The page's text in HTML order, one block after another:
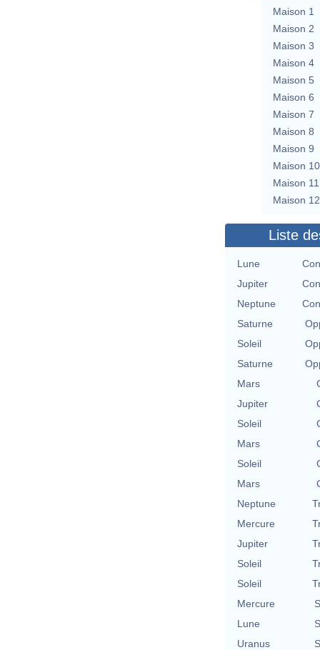
Maison 1
Maison 2
Maison 3
Maison 4
Maison 5
Maison 6
Maison 7
Maison 8
Maison 9
Maison 10
Maison 11
Maison 12
Liste
Lune
Jupiter
Neptune
Saturne
Soleil
Saturne
Mars
Jupiter
Soleil
Mars
Soleil
Mars
Neptune
Mercure
Jupiter
Soleil
Soleil
Mercure
Lune
Uranus